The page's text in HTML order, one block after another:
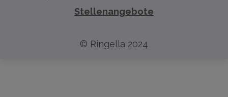
Stellenangebote
© Ringella 2024